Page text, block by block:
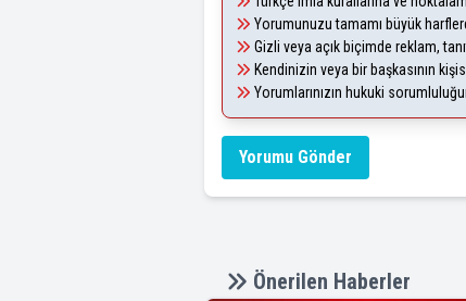
Yorumunuzu tamamı büyük
Gizli veya açık biçimde reklam,
Kendinizin veya bir başkasının
Yorumlarınızın hukuki
Yorumu Gönder
Önerilen Haberler